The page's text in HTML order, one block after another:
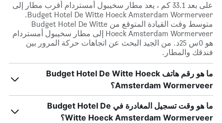
على بعد 33.1 كم ، يعد مطار سخيبول أمستردام أقرب مطار إلى
Budget Hotel De Witte Hoeck Amsterdam Wormerveer.
متوسط وقت القيادة المتوقع من Budget Hotel De Witte
Hoeck Amsterdam Wormerveer إلى مطار سخيبول أمستردام
هو 0س 25د. من الجيد البحث عن اتجاهات حركة المرور بين
فندقك والمطار.
ما هو رقم هاتف Budget Hotel De Witte Hoeck
Amsterdam Wormerveer؟
ما هو وقت تسجيل المغادرة في Budget Hotel De
Witte Hoeck Amsterdam Wormerveer؟